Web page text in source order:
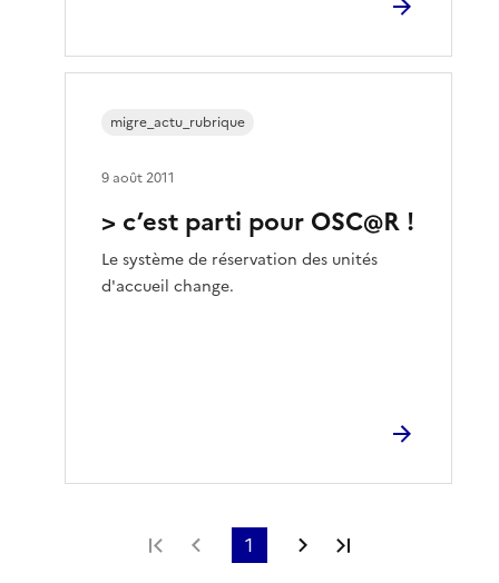
> c’est parti pour OSC@R !
Le système de réservation des unités
d'accueil change.
migre_actu_rubrique
9 août 2011
Première page
Page précédente
1 Page suivante